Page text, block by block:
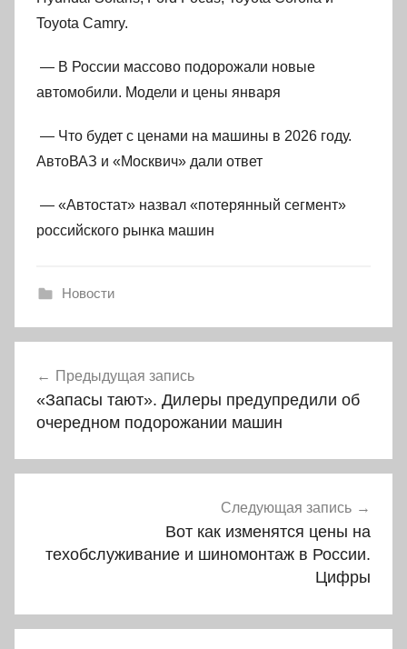
Toyota Camry.
— В России массово подорожали новые
автомобили. Модели и цены января
— Что будет с ценами на машины в 2026 году.
АвтоВАЗ и «Москвич» дали ответ
— «Автостат» назвал «потерянный сегмент»
российского рынка машин
Новости
по
записям
Предыдущая запись
«Запасы тают». Дилеры предупредили об
очередном подорожании машин
Следующая запись
Вот как изменятся цены на
техобслуживание и шиномонтаж в России.
Цифры